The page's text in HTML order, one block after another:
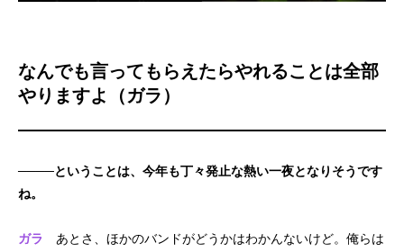
なんでも言ってもらえたらやれることは全部
やりますよ（ガラ）
────ということは、今年も丁々発止な熱い一夜となりそうです
ね。
ガラ
あとさ、ほかのバンドがどうかはわかんないけど。俺らは